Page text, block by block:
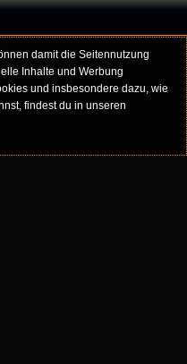
damit die Seitennutzung
Inhalte und Werbung
und insbesondere dazu, wie
findest du in unseren